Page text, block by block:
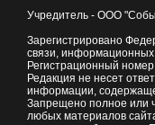
Учредитель - ООО
Зарегистрировано
связи, информационных
Регистрационный
Редакция не несет
информации,
Запрещено полное или
любых материалов